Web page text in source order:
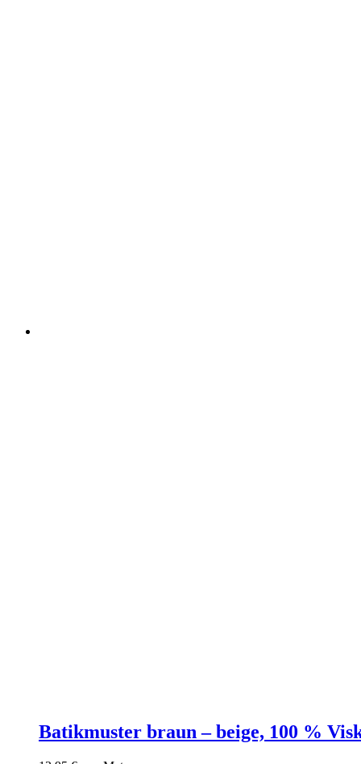
Batikmuster braun – beige, 100 %